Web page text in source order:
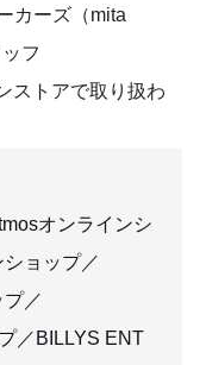
カーズ（mita
フ
ストアで取り扱わ
オンラインシ
ョップ／
／
／BILLYS ENT